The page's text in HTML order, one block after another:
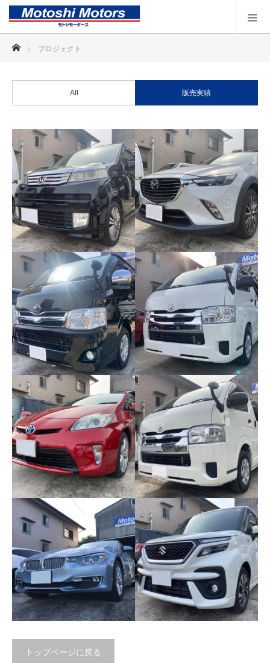
プロジェクト
All 販売実績
ホンダ ライフ マツダ CX-3
トヨタ レジアスエース
トヨタ レジアスエース
バン ＤＸ
トヨタ プリウス トヨタ ハイエースバン
トップページに戻る